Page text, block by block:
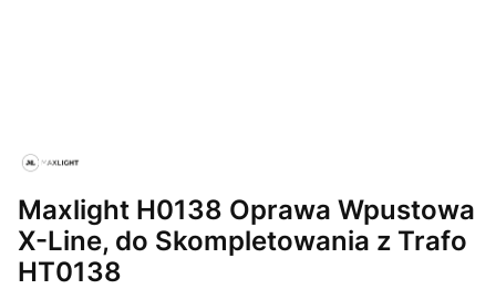
Maxlight H0138 Oprawa Wpustowa
X-Line, do Skompletowania z Trafo
HT0138